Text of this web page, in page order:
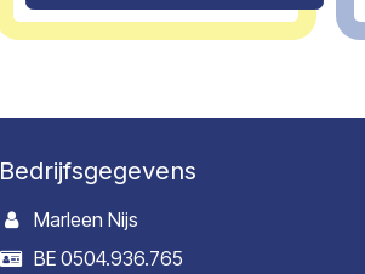
Bedrijfsgegevens
Marleen Nijs
BE 0504.936.765